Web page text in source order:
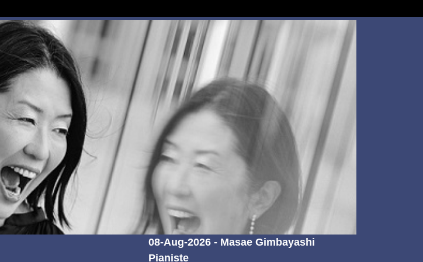
08-Aug-2026 - Masae Gimbayashi
Pianiste